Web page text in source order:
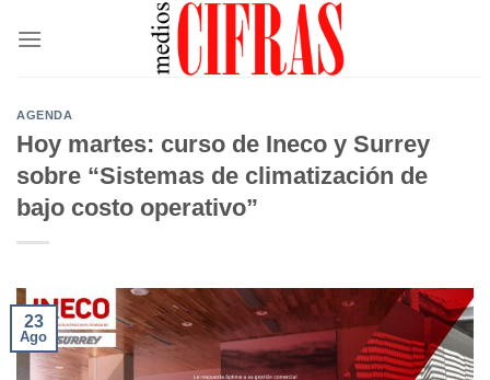
AGENDA
Hoy martes: curso de Ineco y Surrey
sobre “Sistemas de climatización de
bajo costo operativo”
23
Ago